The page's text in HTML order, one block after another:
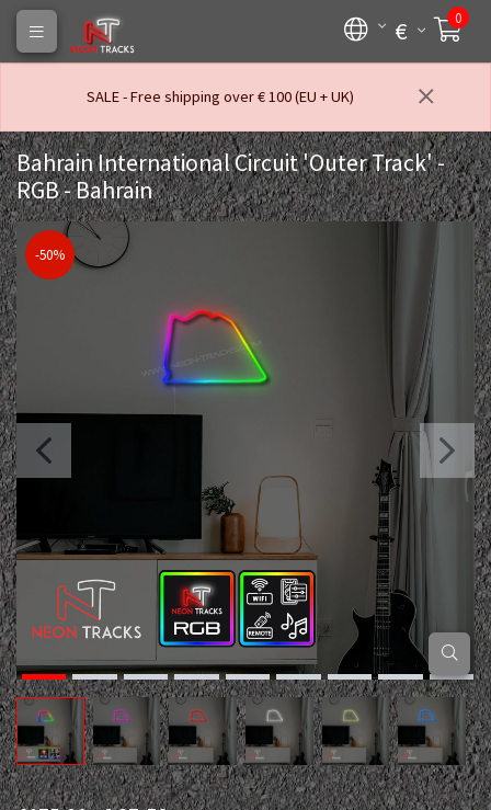
€ 0
SALE - Free shipping over € 100 (EU + UK)
Bahrain International Circuit 'Outer Track' -
RGB - Bahrain
-50%